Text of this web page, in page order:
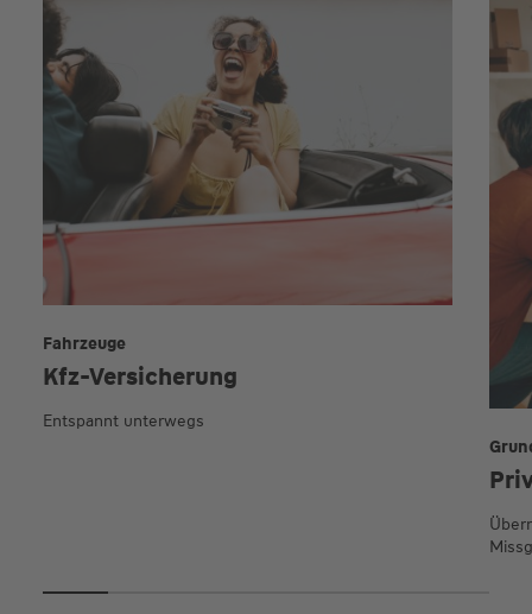
Kfz-Versicherung
Fahrzeuge
Entspannt unterwegs